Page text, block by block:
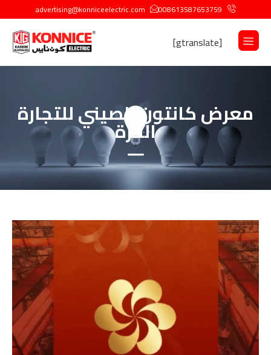
008613587653759
advertising@konniceelectric.com
[gtranslate]
معرض كانتون الصيني للتجارة
الحرة